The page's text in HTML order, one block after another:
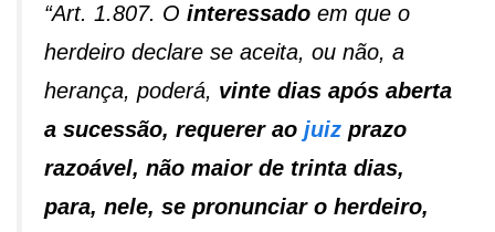
“Art. 1.807. O interessado em que o
herdeiro declare se aceita, ou não, a
herança, poderá, vinte dias após aberta
a sucessão, requerer ao juiz prazo
razoável, não maior de trinta dias,
para, nele, se pronunciar o herdeiro,